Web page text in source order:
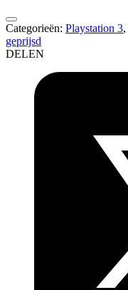
Categorieën: Playstation 3,
geprijsd
DELEN